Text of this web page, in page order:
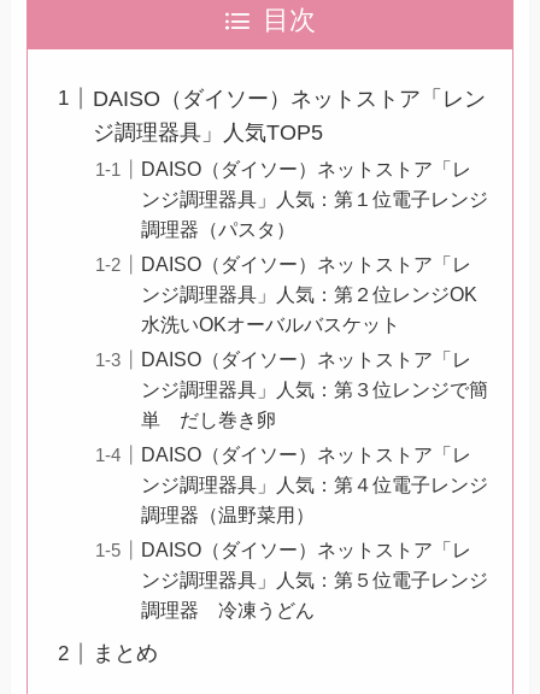
目次
DAISO（ダイソー）ネットストア「レン
ジ調理器具」人気TOP5
DAISO（ダイソー）ネットストア「レ
ンジ調理器具」人気：第１位電子レンジ
調理器（パスタ）
DAISO（ダイソー）ネットストア「レ
ンジ調理器具」人気：第２位レンジOK
水洗いOKオーバルバスケット
DAISO（ダイソー）ネットストア「レ
ンジ調理器具」人気：第３位レンジで簡
単 だし巻き卵
DAISO（ダイソー）ネットストア「レ
ンジ調理器具」人気：第４位電子レンジ
調理器（温野菜用）
DAISO（ダイソー）ネットストア「レ
ンジ調理器具」人気：第５位電子レンジ
調理器 冷凍うどん
まとめ